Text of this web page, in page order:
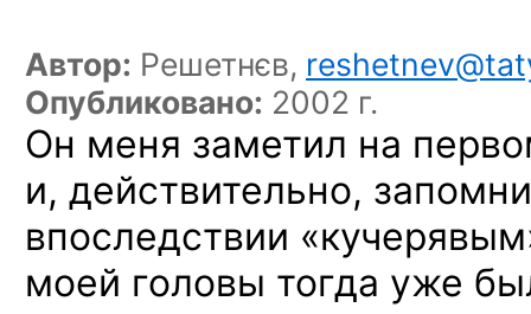
Автор: Решетнєв,
Опубликовано: 2002 г.
Он меня заметил на
и, действительно,
впоследствии
моей головы тогда уже